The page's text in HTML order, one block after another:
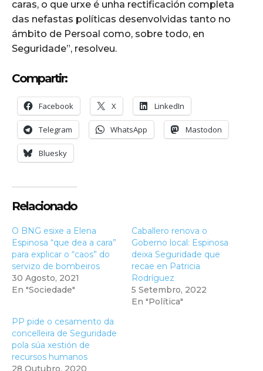
caras, o que urxe é unha rectificación completa
das nefastas políticas desenvolvidas tanto no
ámbito de Persoal como, sobre todo, en
Seguridade”, resolveu.
Compartir:
Facebook X LinkedIn
Telegram WhatsApp Mastodon
Bluesky
Relacionado
O BNG esixe a Elena
Espinosa “que dea a cara”
para explicar o “caos” do
servizo de bombeiros
30 Agosto, 2021
En "Sociedade"
Caballero renova o
Goberno local: Espinosa
deixa Seguridade que
recae en Patricia
Rodríguez
5 Setembro, 2022
En "Política"
PP pide o cesamento da
concelleira de Seguridade
pola súa xestión de
recursos humanos
28 Outubro, 2020